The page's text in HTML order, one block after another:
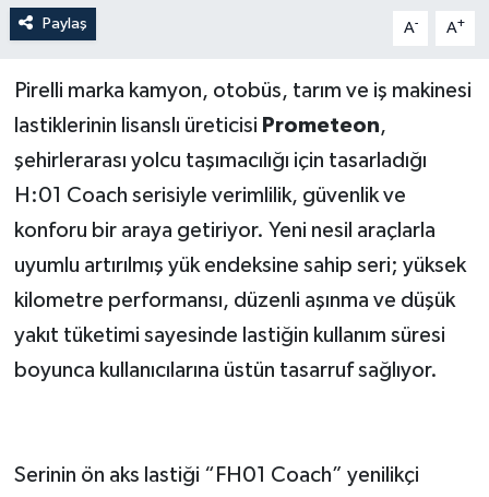
Paylaş A- A+
Pirelli marka kamyon, otobüs, tarım ve iş makinesi
lastiklerinin lisanslı üreticisi Prometeon,
şehirlerarası yolcu taşımacılığı için tasarladığı
H:01 Coach serisiyle verimlilik, güvenlik ve
konforu bir araya getiriyor. Yeni nesil araçlarla
uyumlu artırılmış yük endeksine sahip seri; yüksek
kilometre performansı, düzenli aşınma ve düşük
yakıt tüketimi sayesinde lastiğin kullanım süresi
boyunca kullanıcılarına üstün tasarruf sağlıyor.
Serinin ön aks lastiği “FH01 Coach” yenilikçi